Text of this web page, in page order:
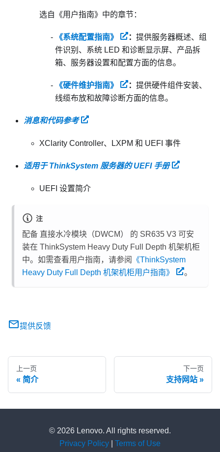
选自《用户指南》 中的章节：
《系统配置指南》 ： 提供服务器概述、组
件识别、系统 LED 和诊断显示屏、产品拆
箱、服务器设置和配置方面的信息。
《硬件维护指南》 ： 提供硬件组件安装、
线缆布放和故障诊断方面的信息。
消息和代码参考
XClarity Controller、LXPM 和 UEFI 事件
适用于 ThinkSystem 服务器的 UEFI 手册
UEFI 设置简介
注
配备 直接水冷模块（DWCM）
的 SR635 V3 可安
装在 ThinkSystem Heavy Duty Full Depth 机架机柜
中。如需查看用户指南，请参阅
《ThinkSystem
Heavy Duty Full Depth 机架机柜用户指南》
。
提供反馈
上一页
简介
下一页
支持网站
© 2026 Lenovo. All rights reserved.
Privacy Policy
Terms of Use